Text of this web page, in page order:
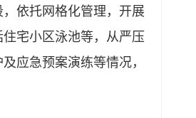
依托网格化管理，开展
宅小区泳池等，从严压
应急预案演练等情况，